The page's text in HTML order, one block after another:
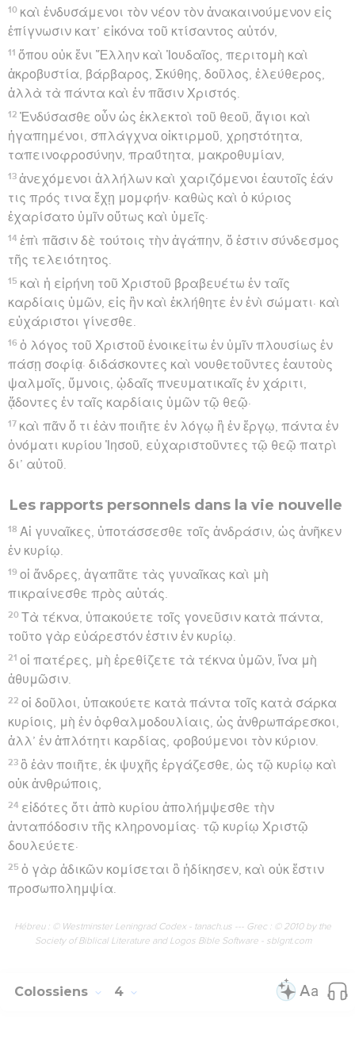
10 καὶ ἐνδυσάμενοι τὸν νέον τὸν ἀνακαινούμενον εἰς
ἐπίγνωσιν κατ’ εἰκόνα τοῦ κτίσαντος αὐτόν,
11 ὅπου οὐκ ἔνι Ἕλλην καὶ Ἰουδαῖος, περιτομὴ καὶ
ἀκροβυστία, βάρβαρος, Σκύθης, δοῦλος, ἐλεύθερος,
ἀλλὰ τὰ πάντα καὶ ἐν πᾶσιν Χριστός.
12 Ἐνδύσασθε οὖν ὡς ἐκλεκτοὶ τοῦ θεοῦ, ἅγιοι καὶ
ἠγαπημένοι, σπλάγχνα οἰκτιρμοῦ, χρηστότητα,
ταπεινοφροσύνην, πραΰτητα, μακροθυμίαν,
13 ἀνεχόμενοι ἀλλήλων καὶ χαριζόμενοι ἑαυτοῖς ἐάν
τις πρός τινα ἔχῃ μομφήν· καθὼς καὶ ὁ κύριος
ἐχαρίσατο ὑμῖν οὕτως καὶ ὑμεῖς·
14 ἐπὶ πᾶσιν δὲ τούτοις τὴν ἀγάπην, ὅ ἐστιν σύνδεσμος
τῆς τελειότητος.
15 καὶ ἡ εἰρήνη τοῦ Χριστοῦ βραβευέτω ἐν ταῖς
καρδίαις ὑμῶν, εἰς ἣν καὶ ἐκλήθητε ἐν ἑνὶ σώματι· καὶ
εὐχάριστοι γίνεσθε.
16 ὁ λόγος τοῦ Χριστοῦ ἐνοικείτω ἐν ὑμῖν πλουσίως ἐν
πάσῃ σοφίᾳ· διδάσκοντες καὶ νουθετοῦντες ἑαυτοὺς
ψαλμοῖς, ὕμνοις, ᾠδαῖς πνευματικαῖς ἐν χάριτι,
ᾄδοντες ἐν ταῖς καρδίαις ὑμῶν τῷ θεῷ·
17 καὶ πᾶν ὅ τι ἐὰν ποιῆτε ἐν λόγῳ ἢ ἐν ἔργῳ, πάντα ἐν
ὀνόματι κυρίου Ἰησοῦ, εὐχαριστοῦντες τῷ θεῷ πατρὶ
δι’ αὐτοῦ.
Les rapports personnels dans la vie nouvelle
18 Αἱ γυναῖκες, ὑποτάσσεσθε τοῖς ἀνδράσιν, ὡς ἀνῆκεν
ἐν κυρίῳ.
19 οἱ ἄνδρες, ἀγαπᾶτε τὰς γυναῖκας καὶ μὴ
πικραίνεσθε πρὸς αὐτάς.
20 Τὰ τέκνα, ὑπακούετε τοῖς γονεῦσιν κατὰ πάντα,
τοῦτο γὰρ εὐάρεστόν ἐστιν ἐν κυρίῳ.
21 οἱ πατέρες, μὴ ἐρεθίζετε τὰ τέκνα ὑμῶν, ἵνα μὴ
ἀθυμῶσιν.
22 οἱ δοῦλοι, ὑπακούετε κατὰ πάντα τοῖς κατὰ σάρκα
κυρίοις, μὴ ἐν ὀφθαλμοδουλίαις, ὡς ἀνθρωπάρεσκοι,
ἀλλ’ ἐν ἁπλότητι καρδίας, φοβούμενοι τὸν κύριον.
23 ὃ ἐὰν ποιῆτε, ἐκ ψυχῆς ἐργάζεσθε, ὡς τῷ κυρίῳ καὶ
οὐκ ἀνθρώποις,
24 εἰδότες ὅτι ἀπὸ κυρίου ἀπολήμψεσθε τὴν
ἀνταπόδοσιν τῆς κληρονομίας· τῷ κυρίῳ Χριστῷ
δουλεύετε·
25 ὁ γὰρ ἀδικῶν κομίσεται ὃ ἠδίκησεν, καὶ οὐκ ἔστιν
προσωπολημψία.
Hébreu : © Westminster Leningrad Codex - tanach.us --- Grec : © 2010 by the
Society of Biblical Literature and Logos Bible Software - sblgnt.com
Colossiens 4